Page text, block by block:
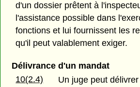
d'un dossier prêtent à
l'assistance possible dans
fonctions et lui fournissent les
qu'il peut valablement exiger.
Délivrance d'un mandat
10(2.4)
Un juge peut